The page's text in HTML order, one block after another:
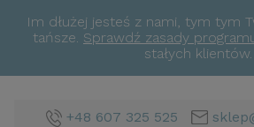
Im dłużej jesteś z nami, tym tym
tańsze. Sprawdź zasady
stałych klientów.
+48 607 325 525